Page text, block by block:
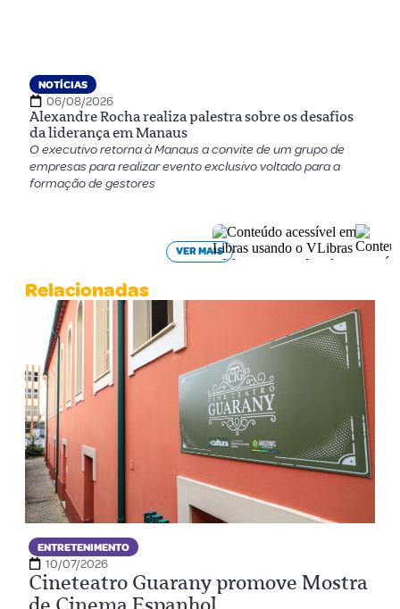
NOTÍCIAS
06/08/2026
Alexandre Rocha realiza palestra sobre os desafios
da liderança em Manaus
O executivo retorna à Manaus a convite de um grupo de
empresas para realizar evento exclusivo voltado para a
formação de gestores
VER MAIS
Relacionadas
ENTRETENIMENTO
10/07/2026
Cineteatro Guarany promove Mostra